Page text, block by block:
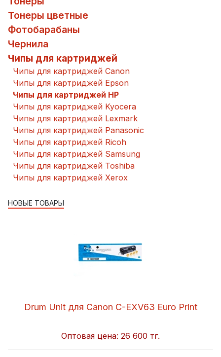
Тонеры цветные
Фотобарабаны
Чернила
Чипы для картриджей
Чипы для картриджей Canon
Чипы для картриджей Epson
Чипы для картриджей HP
Чипы для картриджей Kyocera
Чипы для картриджей Lexmark
Чипы для картриджей Panasonic
Чипы для картриджей Ricoh
Чипы для картриджей Samsung
Чипы для картриджей Toshiba
Чипы для картриджей Xerox
НОВЫЕ ТОВАРЫ
Drum Unit для Canon C-EXV63 Euro Print
Оптовая цена: 26 600 тг.